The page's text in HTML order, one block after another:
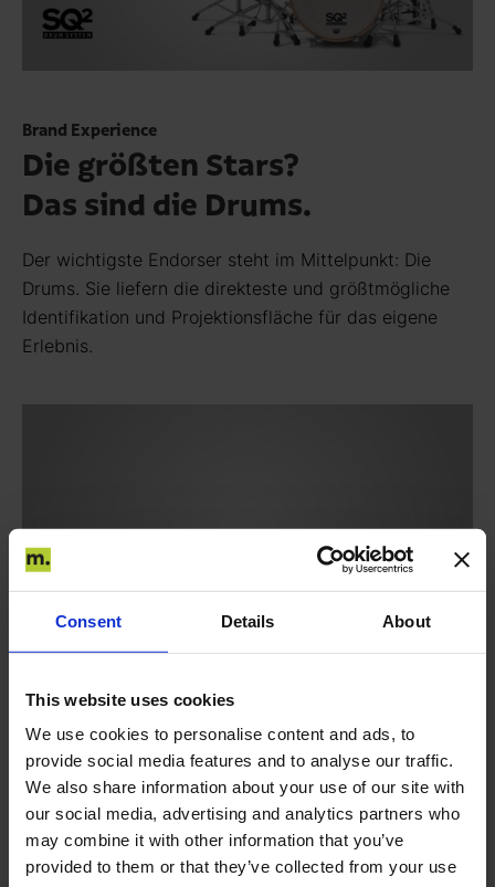
Consent Details About
This website uses cookies
We use cookies to personalise content and ads, to
provide social media features and to analyse our traffic.
We also share information about your use of our site with
our social media, advertising and analytics partners who
may combine it with other information that you’ve
provided to them or that they’ve collected from your use
Brand Experience
Die größten Stars?
Das sind die Drums.
Der wichtigste Endorser steht im Mittel­punkt: Die
Drums. Sie liefern die direkteste und größt­mögliche
Identi­fikation und Projektions­fläche für das eigene
Erlebnis.